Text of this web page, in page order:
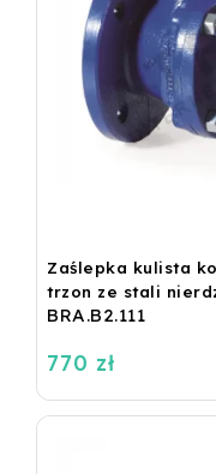
Zaślepka kulista
trzon ze stali
BRA.B2.111
770 zł